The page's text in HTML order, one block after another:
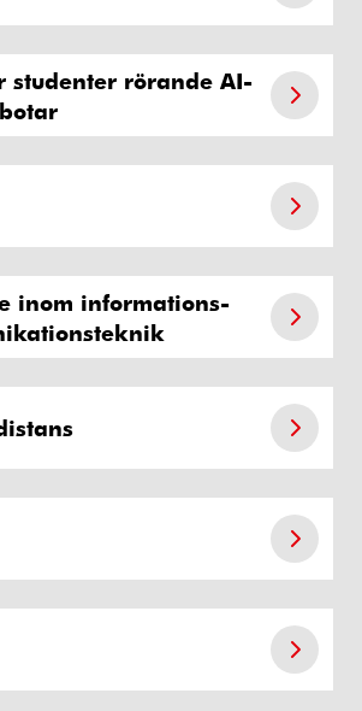
studenter rörande AI-
inom informations-